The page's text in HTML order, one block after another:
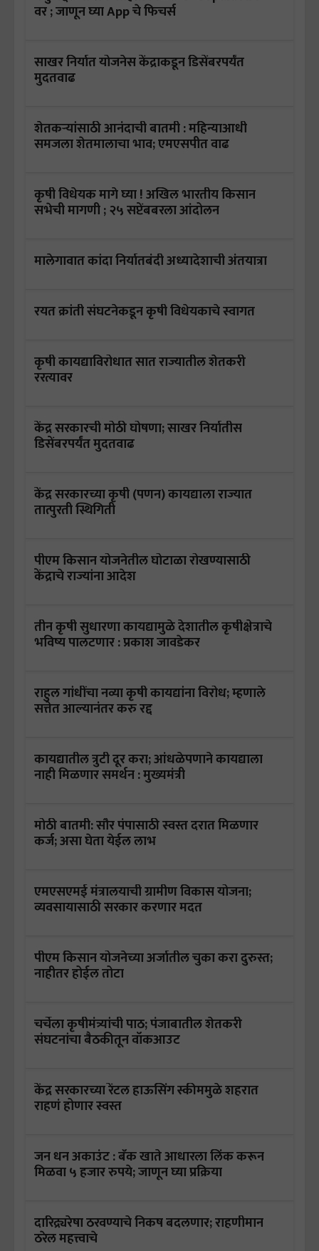
वर ; जाणून घ्या App चे फिचर्स
साखर निर्यात योजनेस केंद्राकडून डिसेंबरपर्यंत
मुदतवाढ
शेतकऱ्यांसाठी आनंदाची बातमी : महिन्याआधी
समजला शेतमालाचा भाव; एमएसपीत वाढ
कृषी विधेयक मागे घ्या ! अखिल भारतीय किसान
सभेची मागणी ; २५ सप्टेंबबरला आंदोलन
मालेगावात कांदा निर्यातबंदी अध्यादेशाची अंतयात्रा
रयत क्रांती संघटनेकडून कृषी विधेयकाचे स्वागत
कृषी कायद्याविरोधात सात राज्यातील शेतकरी
ररत्यावर
केंद्र सरकारची मोठी घोषणा; साखर निर्यातीस
डिसेंबरपर्यंत मुदतवाढ
केंद्र सरकारच्या कृषी (पणन) कायद्याला राज्यात
तात्पुरती स्थिगिती
पीएम किसान योजनेतील घोटाळा रोखण्यासाठी
केंद्राचे राज्यांना आदेश
तीन कृषी सुधारणा कायद्यामुळे देशातील कृषीक्षेत्राचे
भविष्य पालटणार : प्रकाश जावडेकर
राहुल गांधींचा नव्या कृषी कायद्यांना विरोध; म्हणाले
सत्तेत आल्यानंतर करु रद्द
कायद्यातील त्रुटी दूर करा; आंधळेपणाने कायद्याला
नाही मिळणार समर्थन : मुख्यमंत्री
मोठी बातमी: सौर पंपासाठी स्वस्त दरात मिळणार
कर्ज; असा घेता येईल लाभ
एमएसएमई मंत्रालयाची ग्रामीण विकास योजना;
व्यवसायासाठी सरकार करणार मदत
पीएम किसान योजनेच्या अर्जातील चुका करा दुरुस्त;
नाहीतर होईल तोटा
चर्चेला कृषीमंत्र्यांची पाठ; पंजाबातील शेतकरी
संघटनांचा बैठकीतून वॉकआउट
केंद्र सरकारच्या रेंटल हाऊसिंग स्कीममुळे शहरात
राहणं होणार स्वस्त
जन धन अकाउंट : बँक खाते आधारला लिंक करून
मिळवा ५ हजार रुपये; जाणून घ्या प्रक्रिया
दारिद्र्यरेषा ठरवण्याचे निकष बदलणार; राहणीमान
ठरेल महत्त्वाचे